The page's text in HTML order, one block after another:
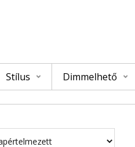
Stílus Dimmelhető